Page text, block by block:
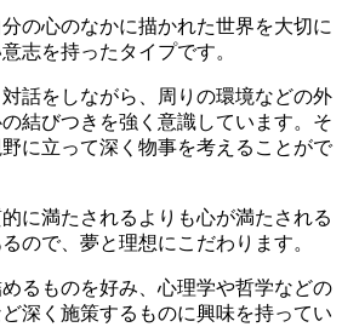
の心のなかに描かれた世界を大切に
志を持ったタイプです。
話をしながら、周りの環境などの外
結びつきを強く意識しています。そ
に立って深く物事を考えることがで
に満たされるよりも心が満たされる
ので、夢と理想にこだわります。
るものを好み、心理学や哲学などの
深く施策するものに興味を持ってい